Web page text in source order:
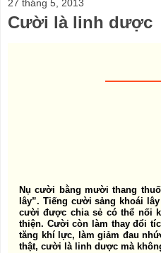
27 tháng 5, 2013
Cười là linh dược
Nụ cười bằng mười thang
lây”. Tiếng cười sảng khoái
cười được chia sẻ có thể nối
thiện. Cười còn làm thay đổi
tăng khí lực, làm giảm đau
thật, cười là linh dược mà